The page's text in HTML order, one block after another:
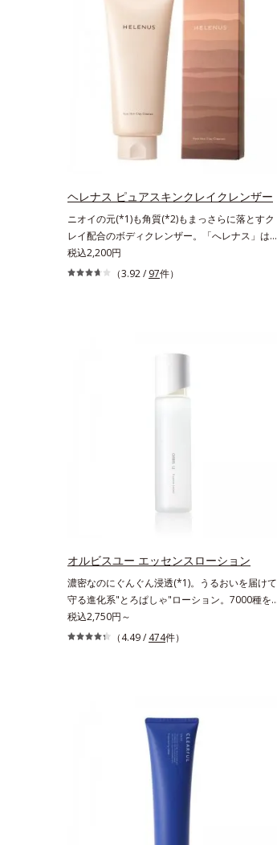
ヘレナス ピュアスキンクレイクレンザー
ニオイの元(*1)も角質(*2)もまっさらに落とすク
レイ配合のボディクレンザー。「へレナス」は、
スキンケアに強みのあるオルビスとフレグランス
を愛するセントピアによる共同ブランド。ピュア
イ配合(*3)で、皮脂や古い角質、毛穴汚れまでス
な、しっとりうるおったなめらかな素肌に整えま
ち着きと深みを感じさせる、ウッディの香り。
*1 ニオイの元となる汚れ *2 古い角質 *3 レ
ッドクレイ（イライト、カオリン）配合＝古い角
税込2,200円
（3.92 / 97件）
オルビスユー エッセンスローション
濃密なのにぐんぐん浸透(*1)。うるおいを届けて
守る進化系"とろぱしゃ"ローション。7000種を
超える成分から厳選し、「うるおいの質(*1)」に
着目した初期エイジングケア(*2)シリーズオルビ
オルビスグループ独自の肌荒れ防止有効成分とし
て、「DF-パンテノール(*3)」を国内唯一(*4)、
高濃度で配合。角層のバリア機能にアプローチし
て肌荒れを防ぎ、肌不調にゆらがない肌を叶えま
す。そして、独自研究に基づいたアプローチ成分
「MCアクティベーター(*5)」。肌のうるおいを
引き出し・高めて、ハリ感あふれる肌へと導きま
税込2,750円～
（4.49 / 474件）